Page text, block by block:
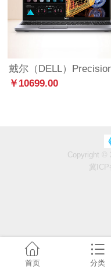
￥10699.00
Copyright ©
冀ICP
首页 分类